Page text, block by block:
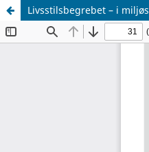
Livsstilsbegrebet – i